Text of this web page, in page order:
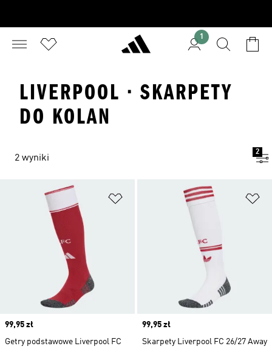
1
LIVERPOOL · SKARPETY
DO KOLAN
2 wyniki
2
Dodaj do listy życzeń
Price
99,95 zł
Getry podstawowe Liverpool FC
Price
99,95 zł
Skarpety Liverpool FC 26/27 Away